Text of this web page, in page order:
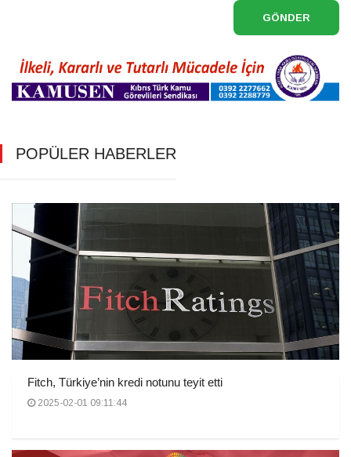
GÖNDER
POPÜLER HABERLER
Fitch, Türkiye’nin kredi notunu teyit etti
2025-02-01 09:11:44